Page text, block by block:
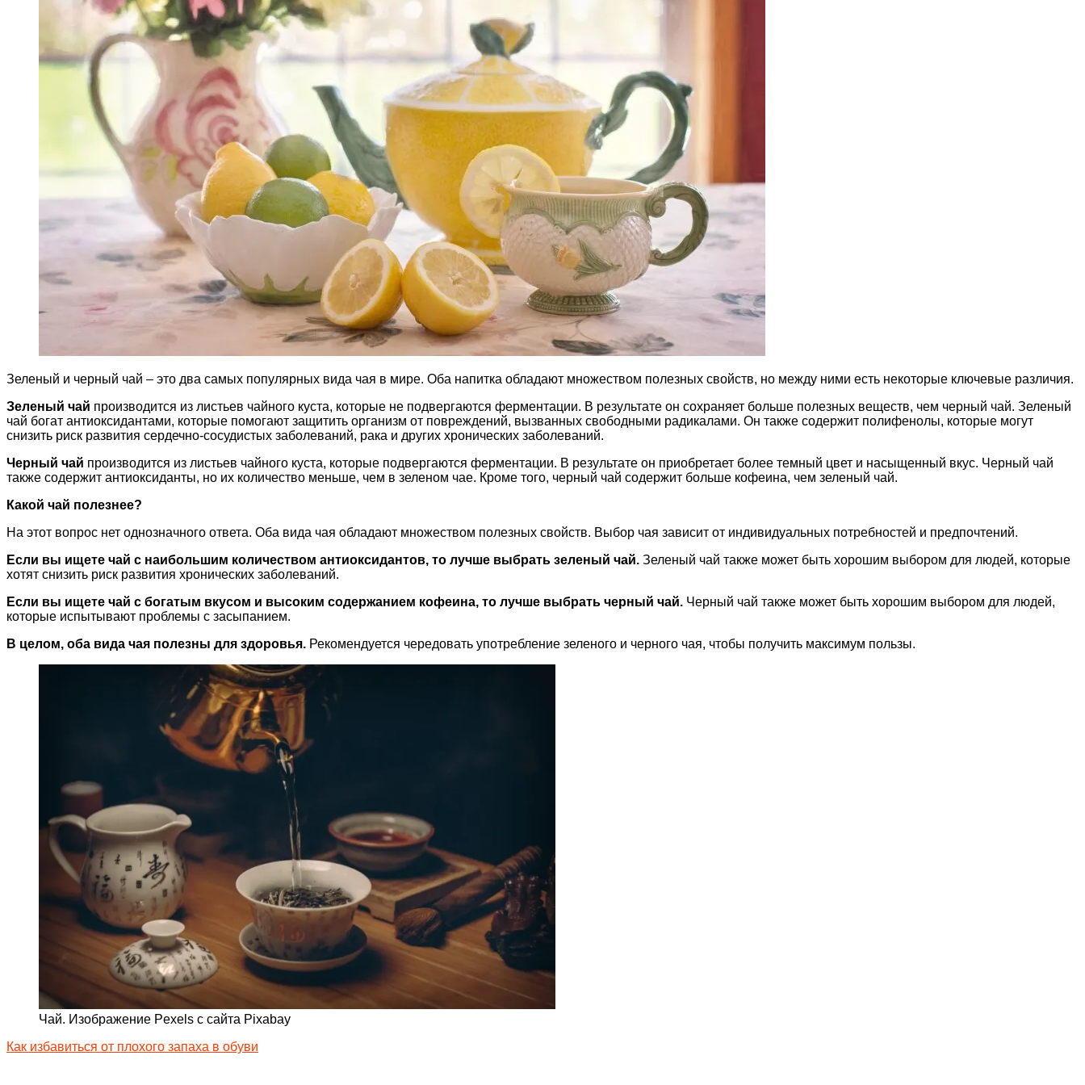
Зеленый и черный чай – это два самых популярных вида чая в мире. Оба напитка обладают множеством полезных свойств, но между ними есть некоторые ключевые различия.
Зеленый чай производится из листьев чайного куста, которые не подвергаются ферментации. В результате он сохраняет больше полезных веществ, чем черный чай. Зеленый
чай богат антиоксидантами, которые помогают защитить организм от повреждений, вызванных свободными радикалами. Он также содержит полифенолы, которые могут
снизить риск развития сердечно-сосудистых заболеваний, рака и других хронических заболеваний.
Черный чай производится из листьев чайного куста, которые подвергаются ферментации. В результате он приобретает более темный цвет и насыщенный вкус. Черный чай
также содержит антиоксиданты, но их количество меньше, чем в зеленом чае. Кроме того, черный чай содержит больше кофеина, чем зеленый чай.
Какой чай полезнее?
На этот вопрос нет однозначного ответа. Оба вида чая обладают множеством полезных свойств. Выбор чая зависит от индивидуальных потребностей и предпочтений.
Если вы ищете чай с наибольшим количеством антиоксидантов, то лучше выбрать зеленый чай. Зеленый чай также может быть хорошим выбором для людей, которые
хотят снизить риск развития хронических заболеваний.
Если вы ищете чай с богатым вкусом и высоким содержанием кофеина, то лучше выбрать черный чай. Черный чай также может быть хорошим выбором для людей,
которые испытывают проблемы с засыпанием.
В целом, оба вида чая полезны для здоровья. Рекомендуется чередовать употребление зеленого и черного чая, чтобы получить максимум пользы.
Чай. Изображение Pexels с сайта Pixabay
Как избавиться от плохого запаха в обуви